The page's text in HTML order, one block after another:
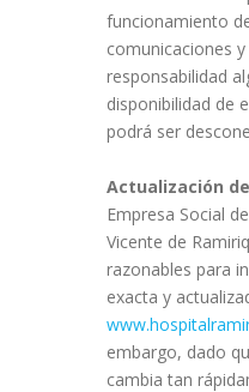
funcionamiento
comunicaciones
responsabilidad
disponibilidad de
podrá ser
Actualización
Empresa Social
Vicente de
razonables para
exacta y
embargo, dado
cambia tan